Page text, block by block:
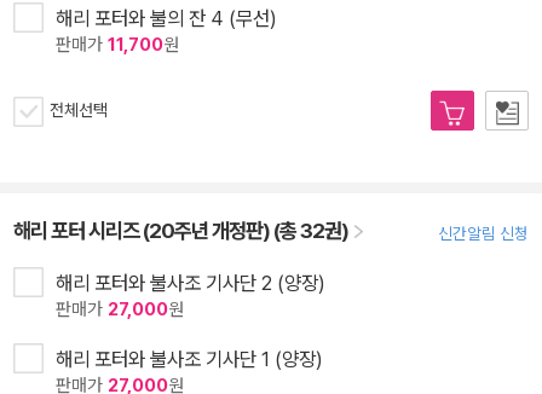
해리 포터와 불의 잔 4 (무선)
판매가 11,700원
전체선택
해리 포터 시리즈 (20주년 개정판) (총 32권) 신간알림 신청
해리 포터와 불사조 기사단 2 (양장)
판매가 27,000원
해리 포터와 불사조 기사단 1 (양장)
판매가 27,000원